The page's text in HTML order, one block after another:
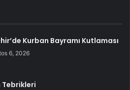
Kurban Bayramı Kutlaması
6, 2026
Tebrikleri